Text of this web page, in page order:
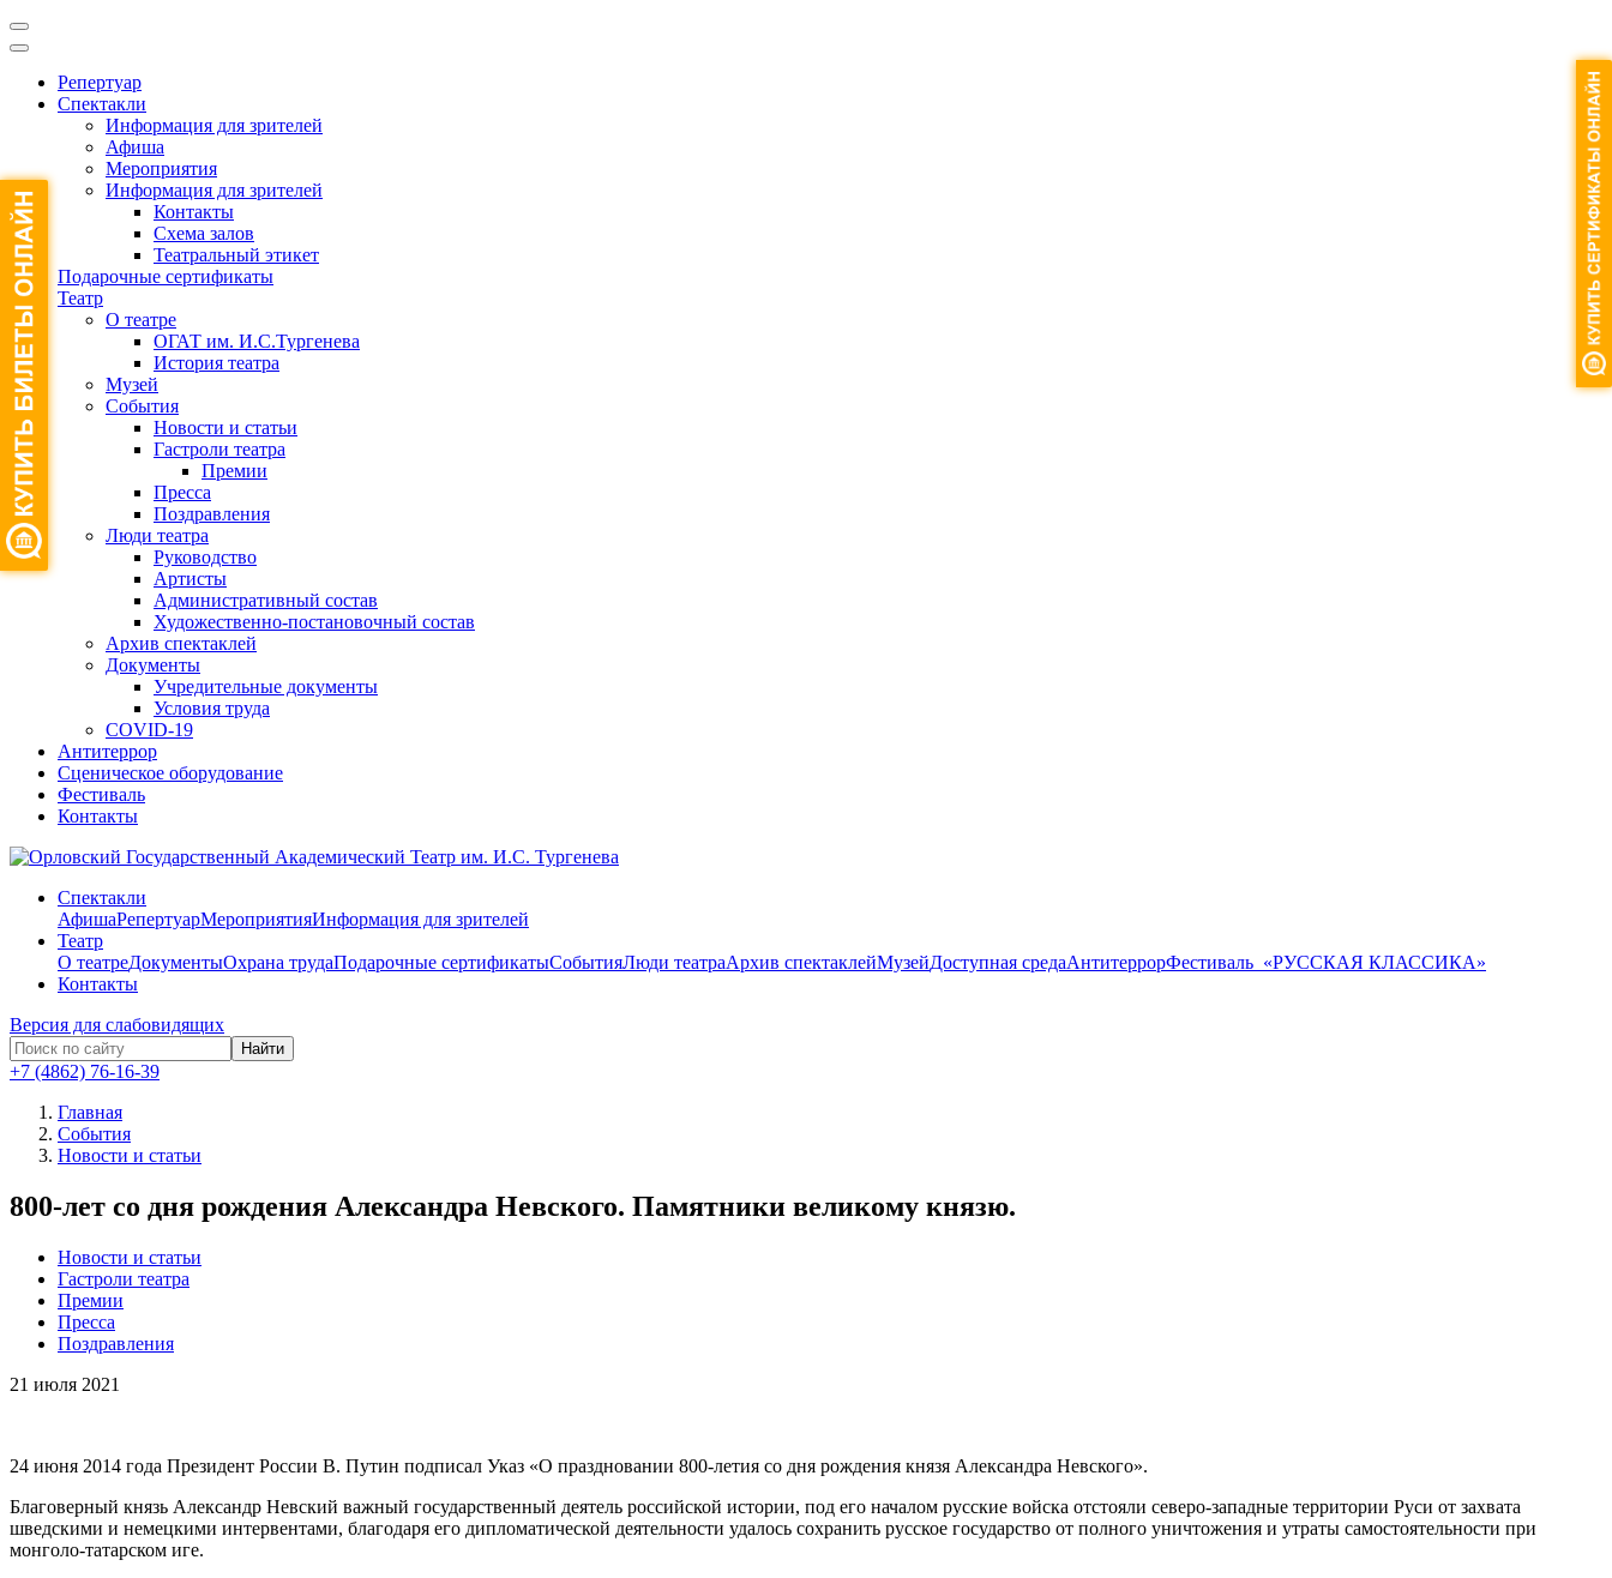
Репертуар
Спектакли
Информация для зрителей
Афиша
Мероприятия
Информация для зрителей
Контакты
Схема залов
Театральный этикет
Подарочные сертификаты
Театр
О театре
ОГАТ им. И.С.Тургенева
История театра
Музей
События
Новости и статьи
Гастроли театра
Премии
Пресса
Поздравления
Люди театра
Руководство
Артисты
Административный состав
Художественно-постановочный состав
Архив спектаклей
Документы
Учредительные документы
Условия труда
COVID-19
Антитеррор
Сценическое оборудование
Фестиваль
Контакты
Спектакли
АфишаРепертуарМероприятияИнформация для зрителей
Театр
О театреДокументыОхрана трудаПодарочные сертификатыСобытияЛюди театраАрхив спектаклейМузейДоступная средаАнтитеррорФестиваль ​ «РУССКАЯ КЛАССИКА»
Контакты
Версия для слабовидящих
Найти
+7 (4862) 76-16-39
Главная
События
Новости и статьи
800-лет со дня рождения Александра Невского. Памятники великому князю.
Новости и статьи
Гастроли театра
Премии
Пресса
Поздравления
21 июля 2021
24 июня 2014 года Президент России В. Путин подписал Указ «О праздновании 800-летия со дня рождения князя Александра Невского».
Благоверный князь Александр Невский важный государственный деятель российской истории, под его началом русские войска отстояли северо-западные территории Руси от захвата
шведскими и немецкими интервентами, благодаря его дипломатической деятельности удалось сохранить русское государство от полного уничтожения и утраты самостоятельности при
монголо-татарском иге.